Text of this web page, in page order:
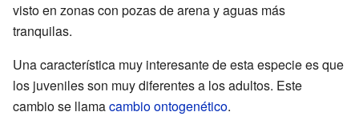
visto en zonas con pozas de arena y aguas más
tranquilas.
Una característica muy interesante de esta especie es que
los juveniles son muy diferentes a los adultos. Este
cambio se llamacambio ontogenético.